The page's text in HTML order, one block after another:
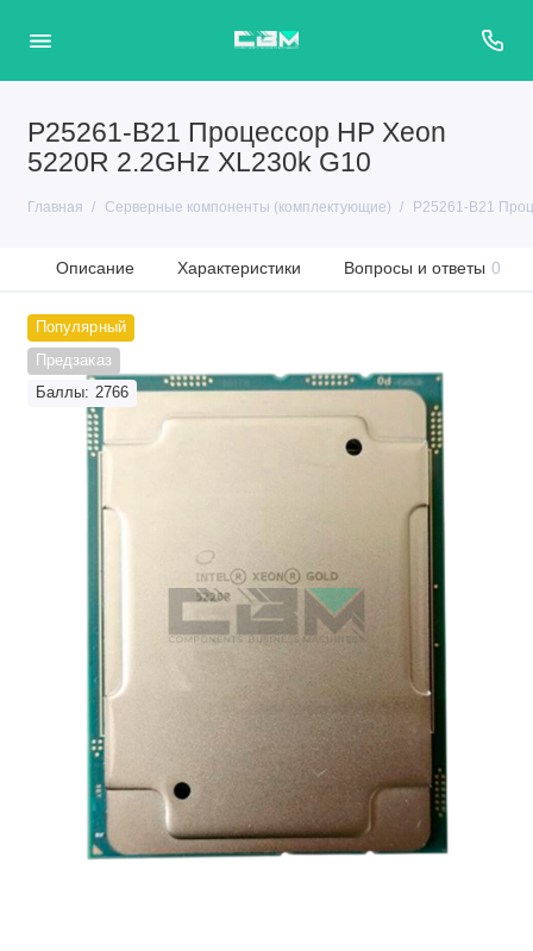
P25261-B21 Процессор HP Xeon
5220R 2.2GHz XL230k G10
Главная Серверные компоненты (комплектующие) P25261-B21
Описание Характеристики Вопросы и ответы 0
Популярный
Предзаказ
Баллы: 2766